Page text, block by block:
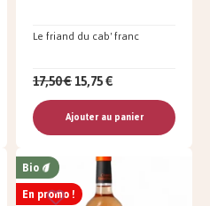
Le friand du cab' franc
17,50 €15,75 €
Ajouter au panier
Bio
En promo !